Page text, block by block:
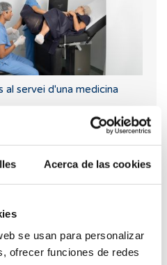
Acerca de las cookies
se usan para personalizar
ofrecer funciones de redes
servei d'una medicina